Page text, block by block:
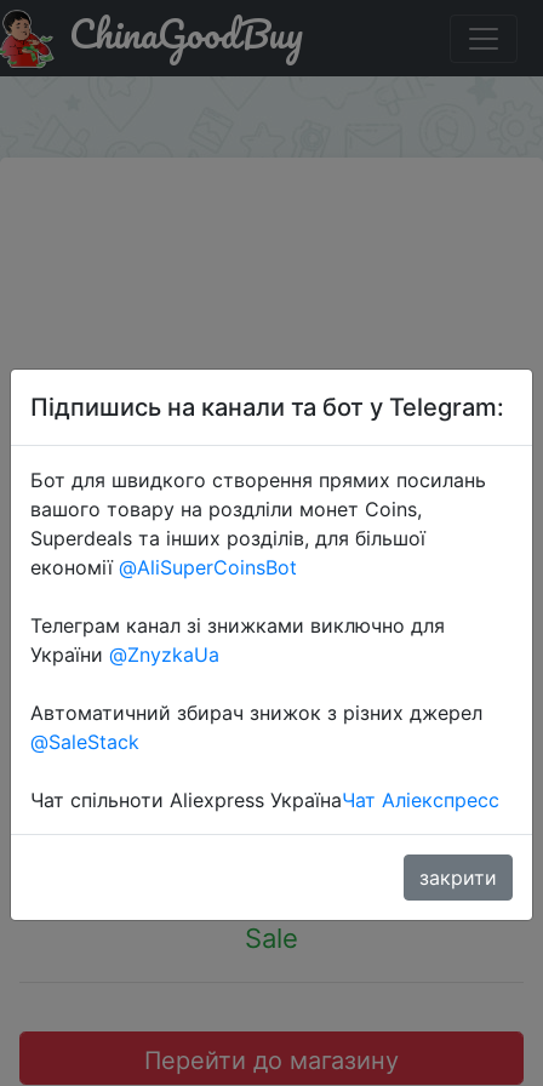
Придбати Фитнес-браслет HUAWEI Band 7 Graphite
Black (LEA-B19)ChinaGoodBuy
Фитнес-браслет HUAWEI Band 7
Graphite Black (LEA-B19)
3499 руб.
Sale
Перейти до магазину
Підпишись на канали та бот у Telegram:
Бот для швидкого створення прямих посилань
вашого товару на роздліли монет Coins,
Superdeals та інших розділів, для більшої
економії @AliSuperCoinsBot
Телеграм канал зі знижками виключно для
України @ZnyzkaUa
Автоматичний збирач знижок з різних джерел
@SaleStack
Чат спільноти Aliexpress УкраїнаЧат Аліекспресс
закрити